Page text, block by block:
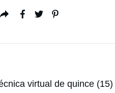
virtual de quince